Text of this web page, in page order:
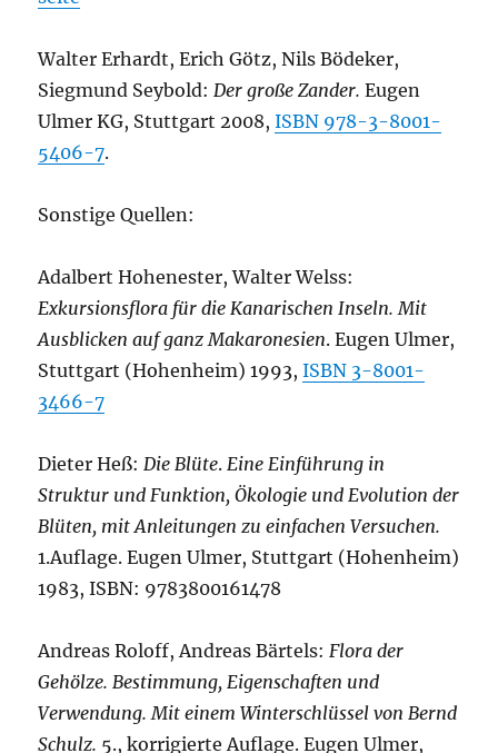
Walter Erhardt, Erich Götz, Nils Bödeker,
Siegmund Seybold:Der große Zander. Eugen
Ulmer KG, Stuttgart 2008,ISBN 978-3-8001-
5406-7.
Sonstige Quellen:
Adalbert Hohenester, Walter Welss:
Exkursionsflora für die Kanarischen Inseln. Mit
Ausblicken auf ganz Makaronesien. Eugen Ulmer,
Stuttgart (Hohenheim) 1993,ISBN 3-8001-
3466-7
Dieter Heß:Die Blüte. Eine Einführung in
Struktur und Funktion, Ökologie und Evolution der
Blüten, mit Anleitungen zu einfachen Versuchen.
1.Auflage. Eugen Ulmer, Stuttgart (Hohenheim)
1983, ISBN: 9783800161478
Andreas Roloff, Andreas Bärtels:Flora der
Gehölze. Bestimmung, Eigenschaften und
Verwendung. Mit einem Winterschlüssel von Bernd
Schulz. 5., korrigierte Auflage. Eugen Ulmer,